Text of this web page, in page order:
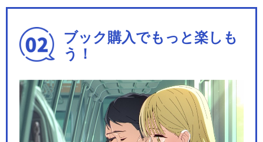
ブック購入でもっと楽しも
う！